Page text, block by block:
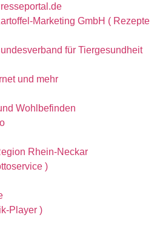
Marketing GmbH ( Rezepte
für Tiergesundheit
und mehr
Wohlbefinden
Rhein-Neckar
)
Player )